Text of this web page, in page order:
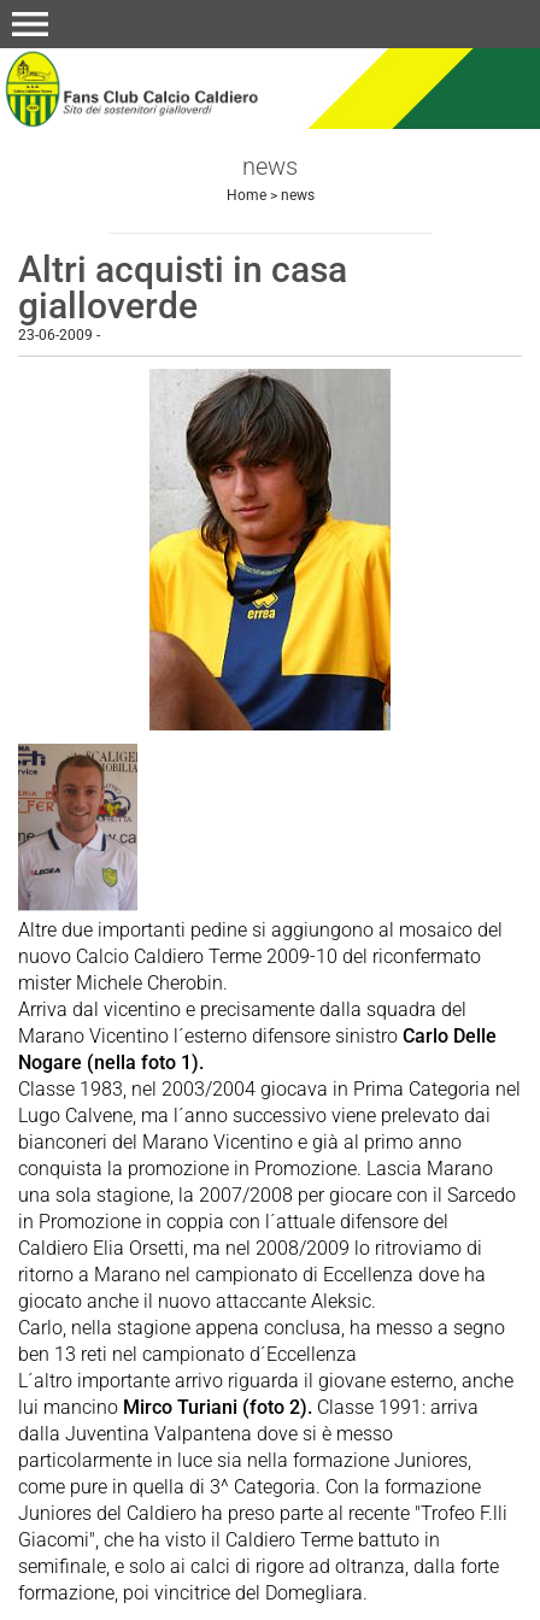
menu
news
Home> news
Altri acquisti in casa
gialloverde
23-06-2009 -
Altre due importanti pedine si aggiungono al mosaico del
nuovo Calcio Caldiero Terme 2009-10 del riconfermato
mister Michele Cherobin.
Arriva dal vicentino e precisamente dalla squadra del
Marano Vicentino l´esterno difensore sinistro Carlo Delle
Nogare (nella foto 1).
Classe 1983, nel 2003/2004 giocava in Prima Categoria nel
Lugo Calvene, ma l´anno successivo viene prelevato dai
bianconeri del Marano Vicentino e già al primo anno
conquista la promozione in Promozione. Lascia Marano
una sola stagione, la 2007/2008 per giocare con il Sarcedo
in Promozione in coppia con l´attuale difensore del
Caldiero Elia Orsetti, ma nel 2008/2009 lo ritroviamo di
ritorno a Marano nel campionato di Eccellenza dove ha
giocato anche il nuovo attaccante Aleksic.
Carlo, nella stagione appena conclusa, ha messo a segno
ben 13 reti nel campionato d´Eccellenza
L´altro importante arrivo riguarda il giovane esterno, anche
lui mancino Mirco Turiani (foto 2). Classe 1991: arriva
dalla Juventina Valpantena dove si è messo
particolarmente in luce sia nella formazione Juniores,
come pure in quella di 3^ Categoria. Con la formazione
Juniores del Caldiero ha preso parte al recente "Trofeo F.lli
Giacomi", che ha visto il Caldiero Terme battuto in
semifinale, e solo ai calci di rigore ad oltranza, dalla forte
formazione, poi vincitrice del Domegliara.